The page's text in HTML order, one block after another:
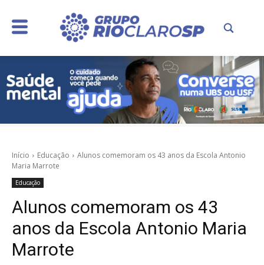
Início Educação
Alunos comemoram os 43 anos da Escola Antonio
Maria Marrote
Educação
Alunos comemoram os 43
anos da Escola Antonio Maria
Marrote